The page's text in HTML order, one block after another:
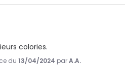
colories.
du 13/04/2024 parA.A.